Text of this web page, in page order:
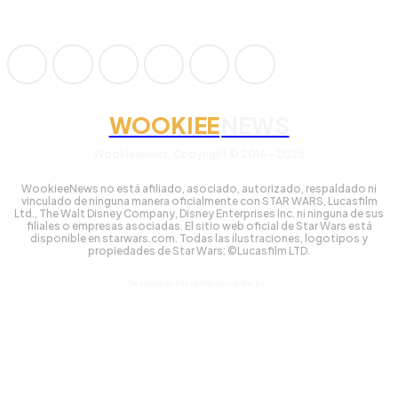
WOOKIEE
WookieeNews no está afiliado, asociado, autorizado, respaldado ni
vinculado de ninguna manera oficialmente con STAR WARS, Lucasfilm
Ltd., The Walt Disney Company, Disney Enterprises Inc. ni ninguna de sus
filiales o empresas asociadas. El sitio web oficial de Star Wars está
disponible en starwars.com. Todas las ilustraciones, logotipos y
propiedades de Star Wars: ©Lucasfilm LTD.